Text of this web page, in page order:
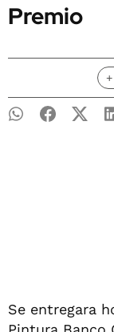
Premio
Se entregara